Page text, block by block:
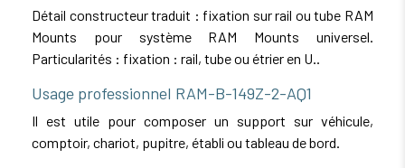
Détail constructeur traduit : fixation sur rail ou tube RAM
Mounts pour système RAM Mounts universel.
Particularités : fixation : rail, tube ou étrier en U..
Usage professionnel RAM-B-149Z-2-AQ1
Il est utile pour composer un support sur véhicule,
comptoir, chariot, pupitre, établi ou tableau de bord.